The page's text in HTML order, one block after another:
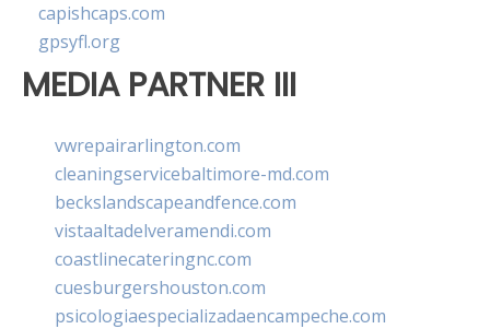
capishcaps.com
gpsyfl.org
MEDIA PARTNER III
vwrepairarlington.com
cleaningservicebaltimore-md.com
beckslandscapeandfence.com
vistaaltadelveramendi.com
coastlinecateringnc.com
cuesburgershouston.com
psicologiaespecializadaencampeche.com